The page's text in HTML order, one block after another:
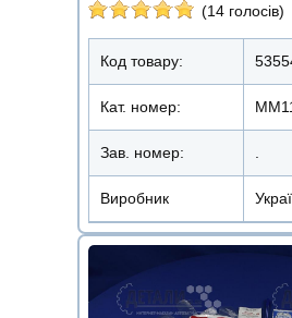
(14 голосів)
Код товару:
Кат. номер:
Зав. номер:
Виробник